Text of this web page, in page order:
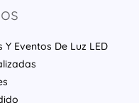
Eventos De Luz LED